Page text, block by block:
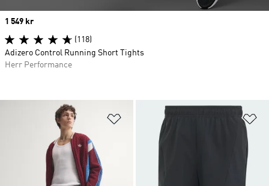
Lägg till på önskelistan
Price
1 549 kr
(118)
Adizero Control Running Short Tights
Herr Performance